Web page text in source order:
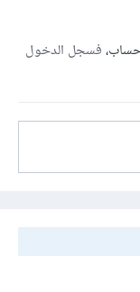
فسجل الدخول